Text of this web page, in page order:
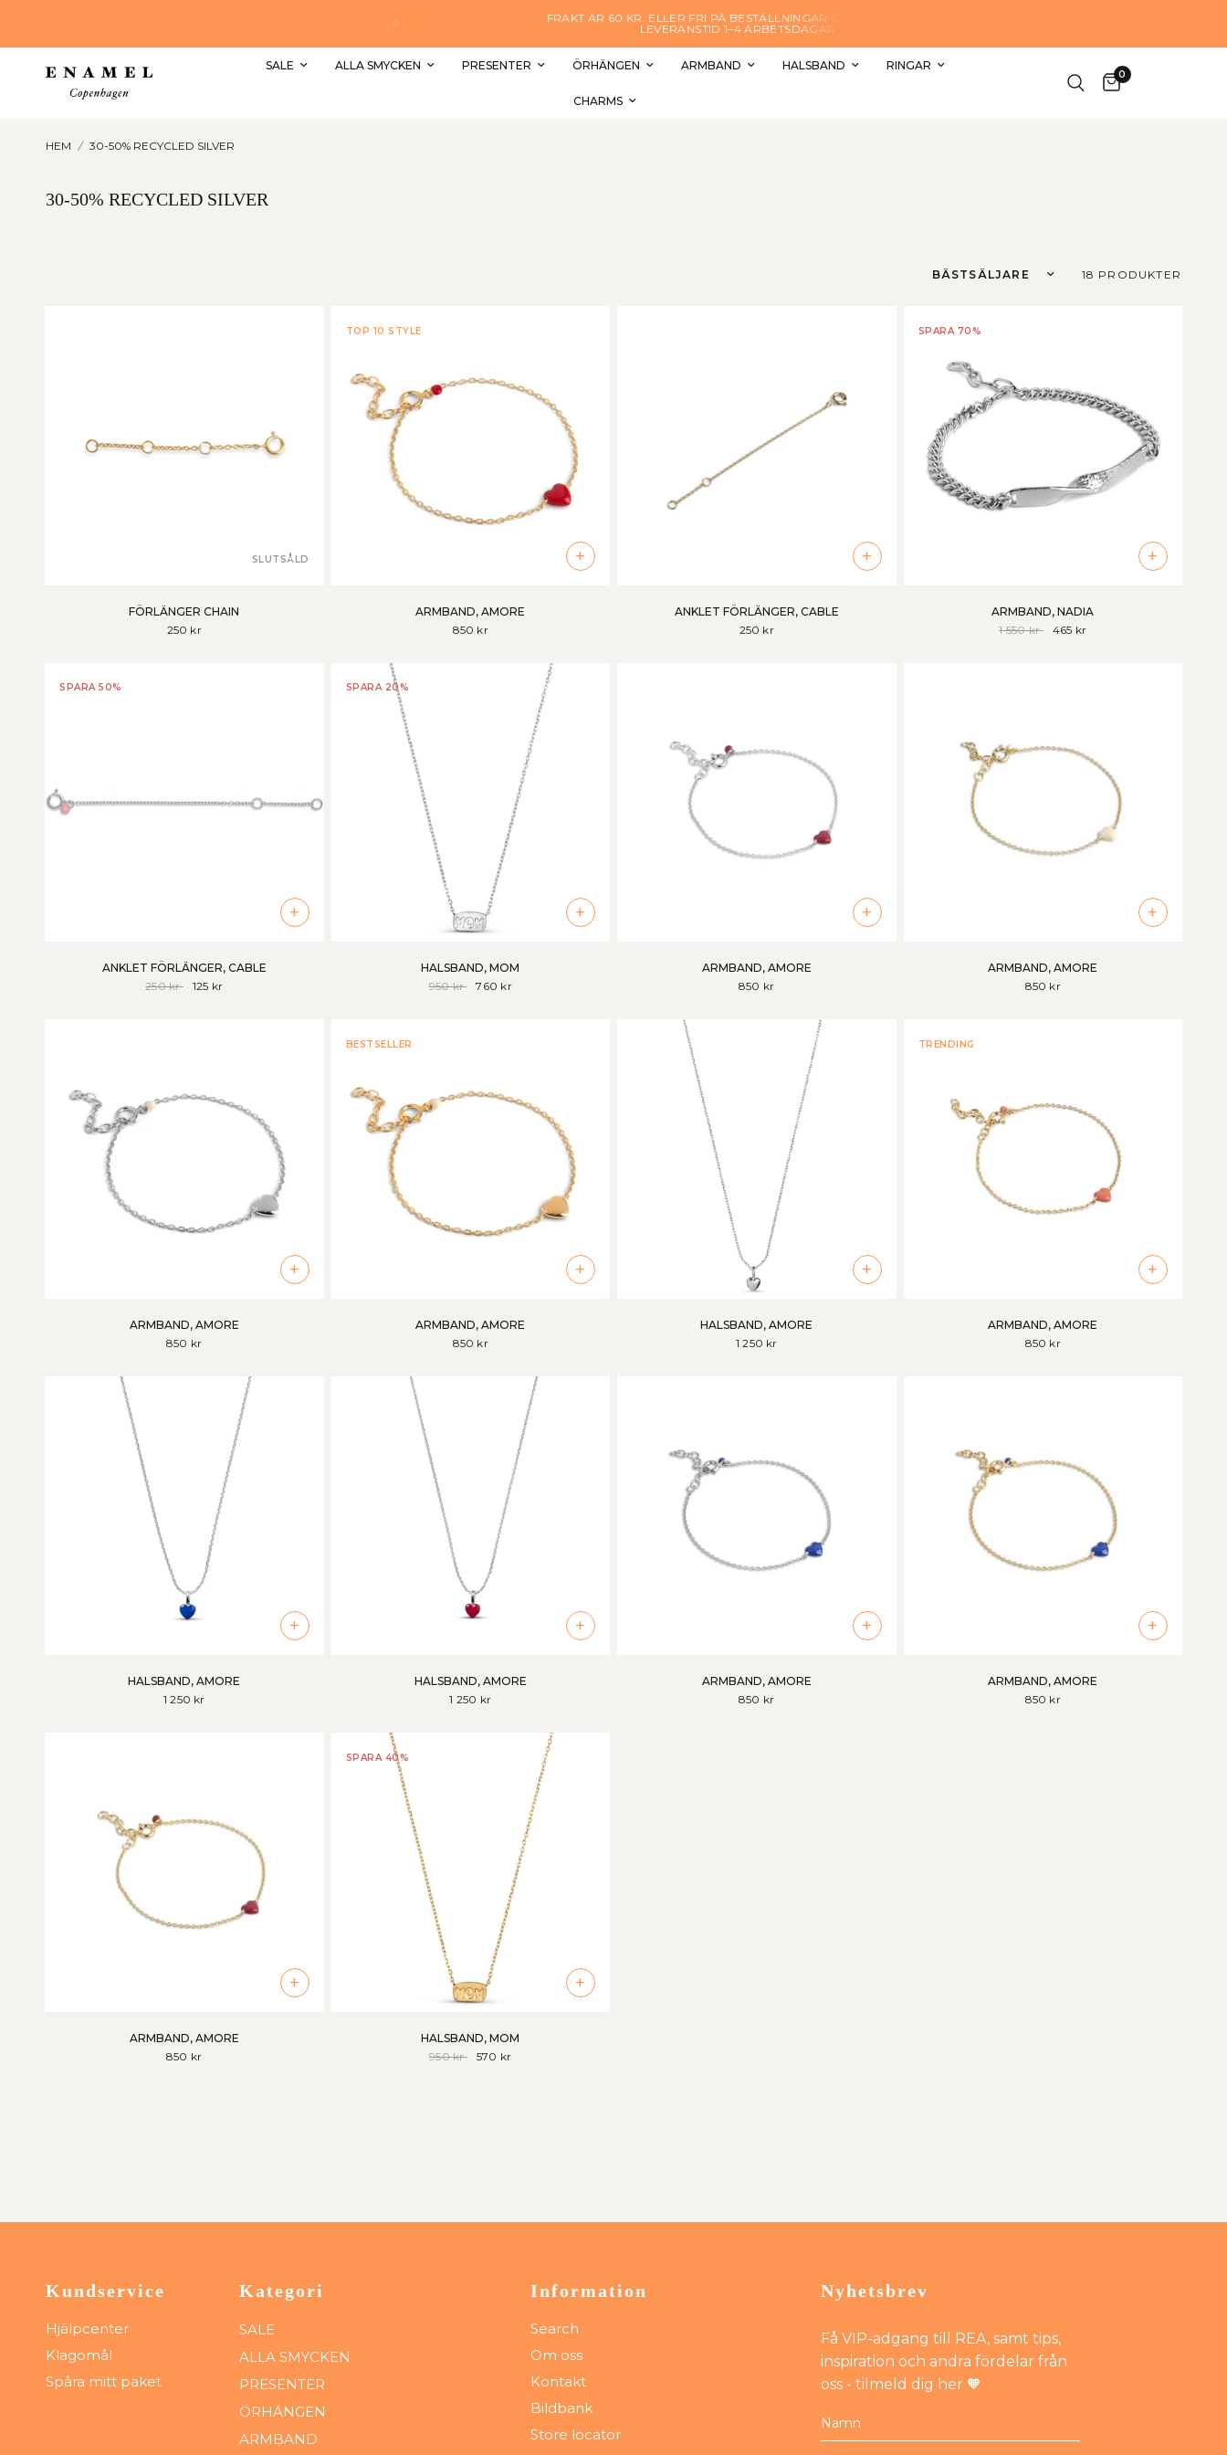
FRAKT ÄR 60 KR. ELLER FRI PÅ BESTÄLLNINGAR ÖVER 1000 KR. –
LEVERANSTID 1–4 ARBETSDAGAR
SALE ALLA SMYCKEN PRESENTER ÖRHÄNGEN ARMBAND HALSBAND RINGAR
CHARMS
0
HEM / 30-50% RECYCLED SILVER
30-50% RECYCLED SILVER
Sortera efter 18 PRODUKTER
SLUTSÅLD
FÖRLÄNGER CHAIN
250 kr
TOP 10 STYLE
+
ARMBAND, AMORE
850 kr
+
ANKLET FÖRLÄNGER, CABLE
250 kr
SPARA 70%
+
ARMBAND, NADIA
1 550 kr
465 kr
SPARA 50%
+
ANKLET FÖRLÄNGER, CABLE
250 kr
125 kr
SPARA 20%
+
HALSBAND, MOM
950 kr
760 kr
+
ARMBAND, AMORE
850 kr
+
ARMBAND, AMORE
850 kr
+
ARMBAND, AMORE
850 kr
BESTSELLER
+
ARMBAND, AMORE
850 kr
+
HALSBAND, AMORE
1 250 kr
TRENDING
+
ARMBAND, AMORE
850 kr
+
HALSBAND, AMORE
1 250 kr
+
HALSBAND, AMORE
1 250 kr
+
ARMBAND, AMORE
850 kr
+
ARMBAND, AMORE
850 kr
+
ARMBAND, AMORE
850 kr
SPARA 40%
+
HALSBAND, MOM
950 kr
570 kr
Kundservice
Hjälpcenter
Klagomål
Spåra mitt paket
Kategori
SALE
ALLA SMYCKEN
PRESENTER
ÖRHÄNGEN
ARMBAND
Information
Search
Om oss
Kontakt
Bildbank
Store locator
Nyhetsbrev
Få VIP-adgang till REA, samt tips,
inspiration och andra fördelar från
oss - tilmeld dig her 🧡